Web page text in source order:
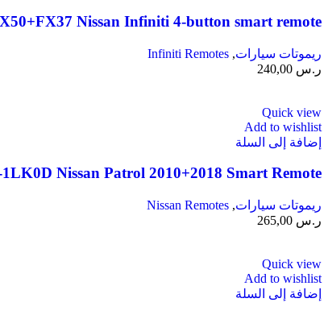
Nissan Infiniti 4-button smart remote
ريموتات سيارات,
Infiniti Remotes
ر.س
Quick view
Add to wishlist
إضافة إلى السلة
Nissan Patrol 2010+2018 Smart Remote
ريموتات سيارات,
Nissan Remotes
ر.س
Quick view
Add to wishlist
إضافة إلى السلة